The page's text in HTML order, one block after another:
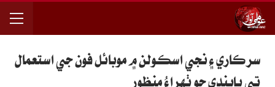
سرڪاري ۽ نجي اسڪولن ۾ موبائل فون جي استعمال